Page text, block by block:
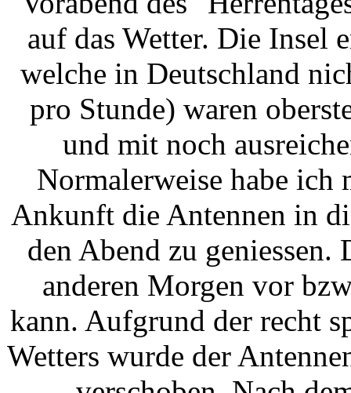
auf das Wetter. Die Insel
welche in Deutschland
pro Stunde) waren
und mit noch
Normalerweise habe ich
Ankunft die Antennen in
den Abend zu geniessen.
anderen Morgen vor
kann. Aufgrund der recht
Wetters wurde der